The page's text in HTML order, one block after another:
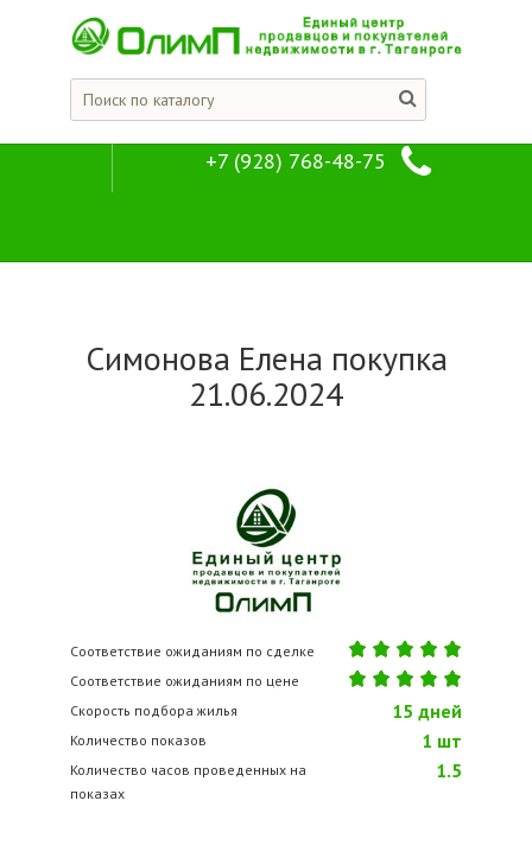
+7 (928) 768-48-75
Симонова Елена покупка
21.06.2024
Соответствие ожиданиям по сделке
Соответствие ожиданиям по цене
Скорость подбора жилья
15 дней
Количество показов 1 шт
Количество часов проведенных на
показах
1.5